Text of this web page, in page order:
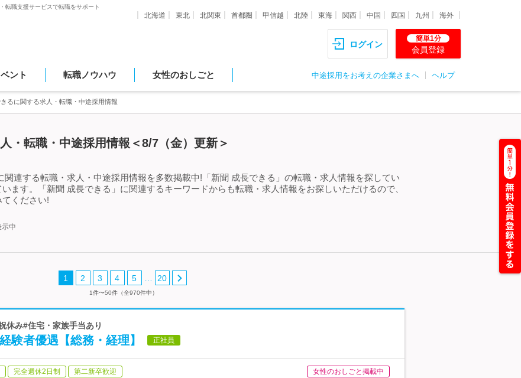
転職支援サービスで転職をサポート
北海道 東北 北関東 首都圏 甲信越 北陸 東海 関西 中国 四国 九州 海外
ログイン
簡単1分
会員登録
ント 転職ノウハウ 女性のおしごと 中途採用をお考えの企業さまへ ヘルプ
るに関する求人・転職・中途採用情報
・転職・中途採用情報＜8/7（金）更新＞
連する転職・求人・中途採用情報を多数掲載中!「新聞 成長できる」の転職・求人情報を探してい
ます。「新聞 成長できる」に関連するキーワードからも転職・求人情報をお探しいただけるので、
ください!
中
1 2 3 4 5 20
1件〜50件（全970件中）
休み#住宅・家族手当あり
験者優遇【総務・経理】 正社員
完全週休2日制 第二新卒歓迎 女性のおしごと掲載中